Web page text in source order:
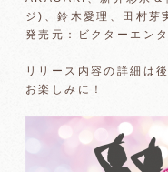
ジ)、鈴木愛理、田村
発売元：ビクターエン
リリース内容の詳細は
お楽しみに！